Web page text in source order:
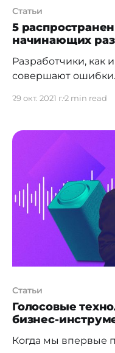
Статьи
5
начинающих
Разработчики, как
совершают
работе, но
уровень. В нашем
собрали 5
разработчик из
свои наблюдения,
29 окт. 2021 г.2 min read
Статьи
Голосовые
бизнес-
Когда мы впервые